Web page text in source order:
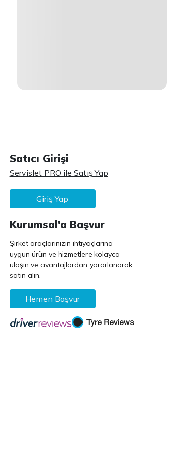
Satıcı Girişi
Servislet PRO ile Satış Yap
Giriş Yap
Kurumsal'a Başvur
Şirket araçlarınızın ihtiyaçlarına
uygun ürün ve hizmetlere kolayca
ulaşın ve avantajlardan yararlanarak
satın alın.
Hemen Başvur